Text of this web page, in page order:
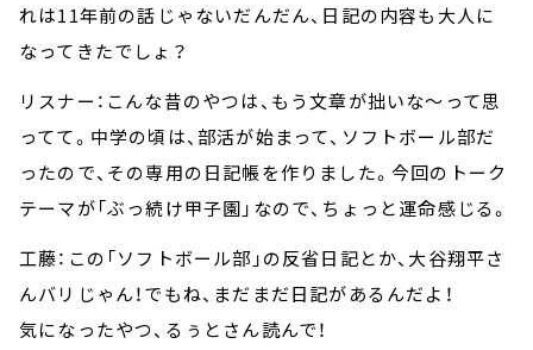
れは11年前の話じゃないだんだん、日記の内容も大人に
なってきたでしょ？
リスナー：こんな昔のやつは、もう文章が拙いな～って思
ってて。中学の頃は、部活が始まって、ソフトボール部だ
ったので、その専用の日記帳を作りました。今回のトーク
テーマが「ぶっ続け甲子園」なので、ちょっと運命感じる。
工藤：この「ソフトボール部」の反省日記とか、大谷翔平さ
んバリじゃん！でもね、まだまだ日記があるんだよ！
気になったやつ、るぅとさん読んで！